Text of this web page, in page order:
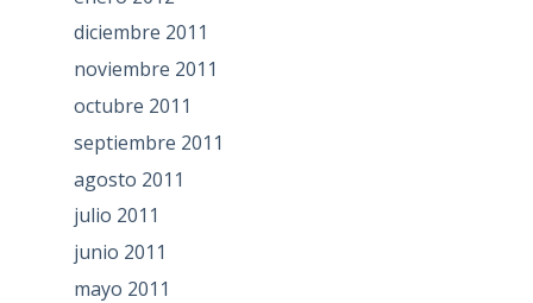
diciembre 2011
noviembre 2011
octubre 2011
septiembre 2011
agosto 2011
julio 2011
junio 2011
mayo 2011